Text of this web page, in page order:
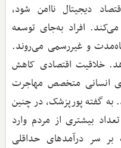
دیجیتال ناامن شود،
افراد به‌جای توسعه
و غیررسمی می‌روند.
خلاقیت اقتصادی کاهش
انسانی متخصص مهاجرت
به گفته پورپزشک، در چنین
بیشتری از مردم وارد
سر درآمدهای حداقلی